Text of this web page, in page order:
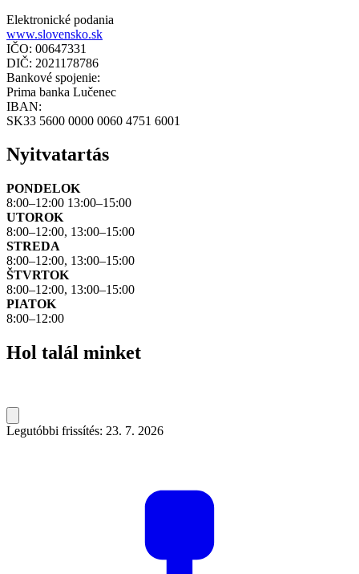
Elektronické podania
www.slovensko.sk
IČO: 00647331
DIČ: 2021178786
Bankové spojenie:
Prima banka Lučenec
IBAN:
SK33 5600 0000 0060 4751 6001
Nyitvatartás
PONDELOK
8:00–12:00 13:00–15:00
UTOROK
8:00–12:00, 13:00–15:00
STREDA
8:00–12:00, 13:00–15:00
ŠTVRTOK
8:00–12:00, 13:00–15:00
PIATOK
8:00–12:00
Hol talál minket
Legutóbbi frissítés: 23. 7. 2026